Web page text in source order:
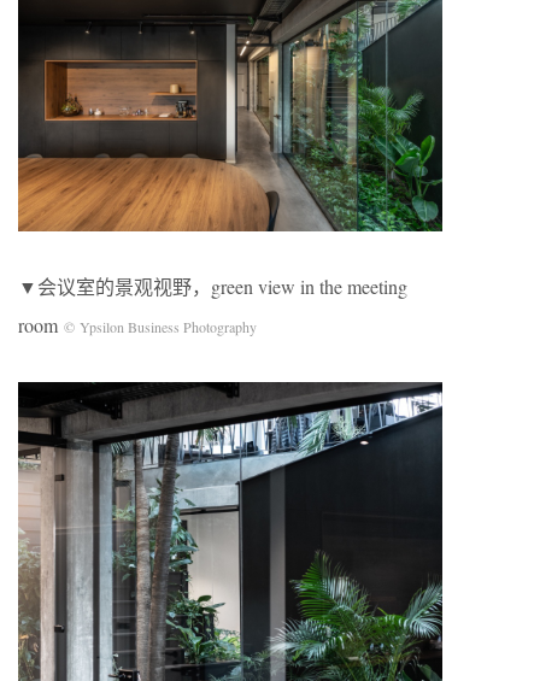
▼会议室的景观视野，green view in the meeting
room © Ypsilon Business Photography